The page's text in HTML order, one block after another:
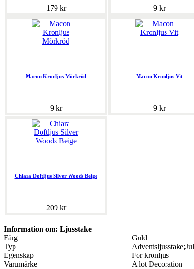
179 kr 9 kr
Macon Kronljus Mörkröd
9 kr
Macon Kronljus Vit
9 kr
Chiara Doftljus Silver Woods Beige
209 kr
Information om: Ljusstake
Färg
Guld
Typ
Adventsljusstake;Jul
Egenskap
För kronljus
Varumärke
A lot Decoration